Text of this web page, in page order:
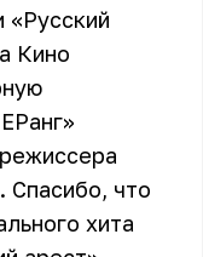
«Русский
Кино
Спасибо, что
хита